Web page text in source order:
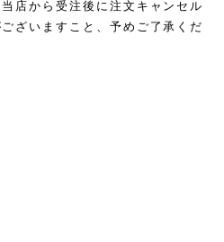
店から受注後に注文キャンセル
ざいますこと、予めご了承くだ